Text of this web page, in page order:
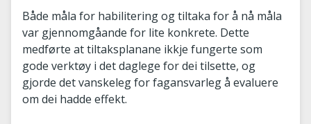
Både måla for habilitering og tiltaka for å nå måla
var gjennomgåande for lite konkrete. Dette
medførte at tiltaksplanane ikkje fungerte som
gode verktøy i det daglege for dei tilsette, og
gjorde det vanskeleg for fagansvarleg å evaluere
om dei hadde effekt.